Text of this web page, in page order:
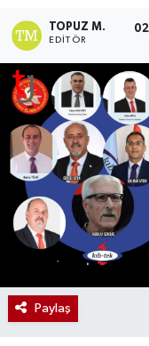
TOPUZ M.
EDITÖR
Paylaş